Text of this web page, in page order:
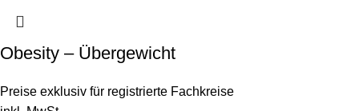
Obesity – Übergewicht
Preise exklusiv für registrierte Fachkreise